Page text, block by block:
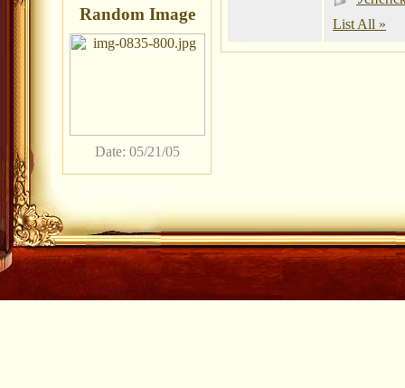
Random Image
Date: 05/21/05
List All »